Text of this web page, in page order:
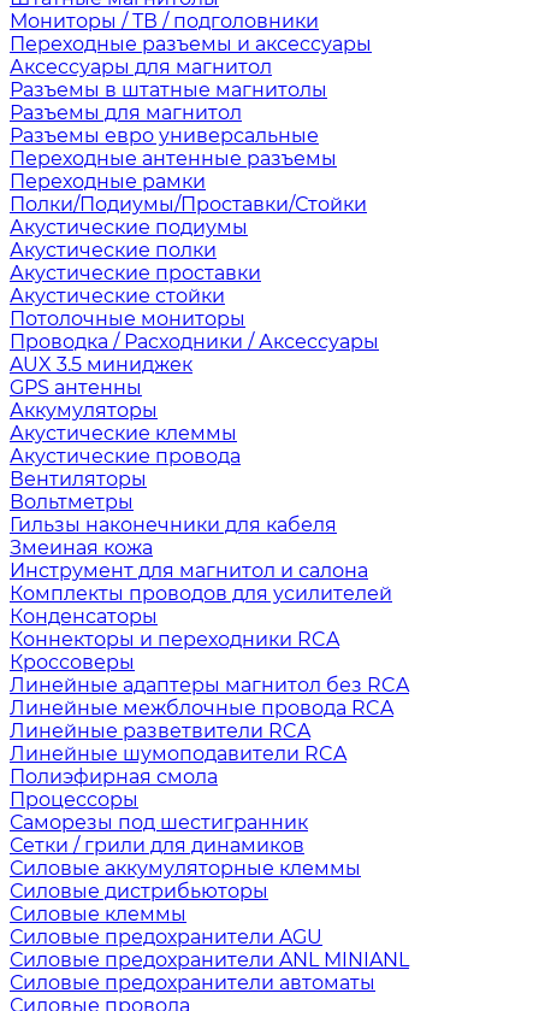
Мониторы / ТВ / подголовники
Переходные разъемы и аксессуары
Аксессуары для магнитол
Разъемы в штатные магнитолы
Разъемы для магнитол
Разъемы евро универсальные
Переходные антенные разъемы
Переходные рамки
Полки/Подиумы/Проставки/Стойки
Акустические подиумы
Акустические полки
Акустические проставки
Акустические стойки
Потолочные мониторы
Проводка / Расходники / Аксессуары
AUX 3.5 миниджек
GPS антенны
Аккумуляторы
Акустические клеммы
Акустические провода
Вентиляторы
Вольтметры
Гильзы наконечники для кабеля
Змеиная кожа
Инструмент для магнитол и салона
Комплекты проводов для усилителей
Конденсаторы
Коннекторы и переходники RCA
Кроссоверы
Линейные адаптеры магнитол без RCA
Линейные межблочные провода RCA
Линейные разветвители RCA
Линейные шумоподавители RCA
Полиэфирная смола
Процессоры
Саморезы под шестигранник
Сетки / грили для динамиков
Силовые аккумуляторные клеммы
Силовые дистрибьюторы
Силовые клеммы
Силовые предохранители AGU
Силовые предохранители ANL MINIANL
Силовые предохранители автоматы
Силовые провода